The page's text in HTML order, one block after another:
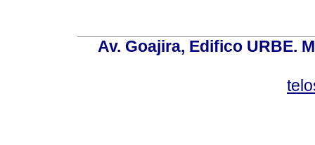
Av. Goajira, Edifico URBE.